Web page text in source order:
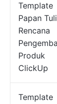
Template
Papan
Rencana
Produk
ClickUp
Template